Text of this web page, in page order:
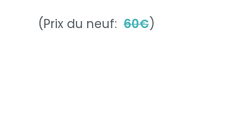
(Prix du neuf:60€)